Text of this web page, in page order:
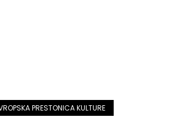
PRESTONICA KULTURE